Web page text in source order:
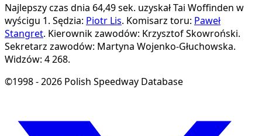
Najlepszy czas dnia 64,49 sek. uzyskał Tai Woffinden w
wyścigu 1. Sędzia: Piotr Lis. Komisarz toru: Paweł
Stangret. Kierownik zawodów: Krzysztof Skowroński.
Sekretarz zawodów: Martyna Wojenko-Głuchowska.
Widzów: 4 268.
©1998 - 2026 Polish Speedway Database